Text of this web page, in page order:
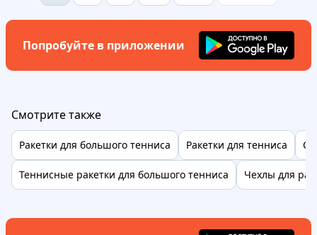
Попробуйте в приложении
Смотрите также
Ракетки для большого тенниса Ракетки для тенниса
Теннисные ракетки для большого тенниса Чехлы для